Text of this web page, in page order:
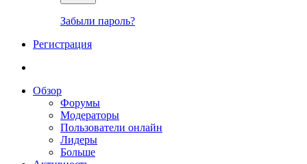
Забыли пароль?
Регистрация
Обзор
Форумы
Модераторы
Пользователи онлайн
Лидеры
Больше